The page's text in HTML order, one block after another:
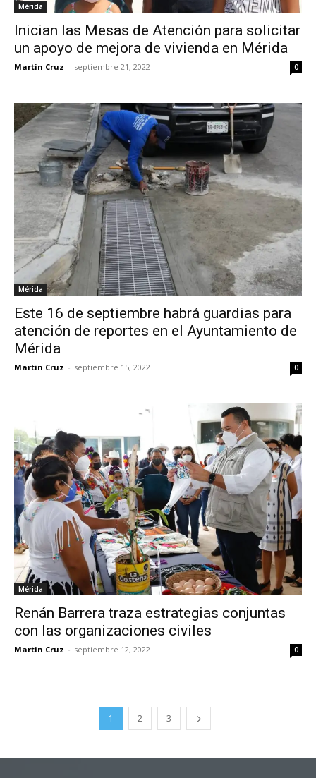
Mérida
Inician las Mesas de Atención para solicitar
un apoyo de mejora de vivienda en Mérida
Martin Cruz - septiembre 21, 2022 0
Mérida
Este 16 de septiembre habrá guardias para
atención de reportes en el Ayuntamiento de
Mérida
Martin Cruz - septiembre 15, 2022 0
Mérida
Renán Barrera traza estrategias conjuntas
con las organizaciones civiles
Martin Cruz - septiembre 12, 2022 0
1 2 3